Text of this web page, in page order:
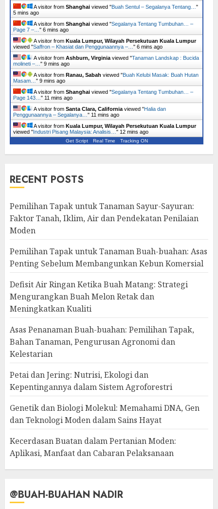
A visitor from Shanghai viewed "Buah Sentul – Segalanya Tentang… "
5 mins ago
A visitor from Shanghai viewed "Segalanya Tentang Tumbuhan… –
Page 7 –… " 6 mins ago
A visitor from Kuala Lumpur, Wilayah Persekutuan Kuala Lumpur
viewed "Saffron – Khasiat dan Penggunaannya –… " 6 mins ago
A visitor from Ashburn, Virginia viewed "Tanaman Landskap : Bucida
molineti –… " 9 mins ago
A visitor from Ranau, Sabah viewed "Buah Kelubi Masak: Buah Hutan
Masam… " 9 mins ago
A visitor from Shanghai viewed "Segalanya Tentang Tumbuhan… –
Page 143… " 11 mins ago
A visitor from Santa Clara, California viewed "Halia dan
Penggunaannya – Segalanya… " 11 mins ago
A visitor from Kuala Lumpur, Wilayah Persekutuan Kuala Lumpur
viewed "Industri Pisang Malaysia: Analisis… " 12 mins ago
Get Script Real Time Tracking ON
RECENT POSTS
Pemilihan Tapak untuk Tanaman Sayur-Sayuran:
Faktor Tanah, Iklim, Air dan Pendekatan Penilaian
Moden
Pemilihan Tapak untuk Tanaman Buah-buahan: Asas
Penting Sebelum Membangunkan Kebun Komersial
Defisit Air Ringan Ketika Buah Matang: Strategi
Mengurangkan Buah Melon Retak dan
Meningkatkan Kualiti
Asas Penanaman Buah-buahan: Pemilihan Tapak,
Bahan Tanaman, Pengurusan Agronomi dan
Kelestarian
Petai dan Jering: Nutrisi, Ekologi dan
Kepentingannya dalam Sistem Agroforestri
Genetik dan Biologi Molekul: Memahami DNA, Gen
dan Teknologi Moden dalam Sains Hayat
Kecerdasan Buatan dalam Pertanian Moden:
Aplikasi, Manfaat dan Cabaran Pelaksanaan
@BUAH-BUAHAN NADIR